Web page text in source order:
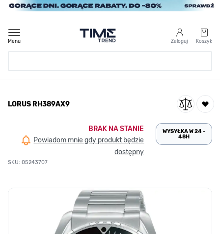
Przejdź do treści
Zaloguj Koszyk
Menu
/ LORUS RH389AX9
LORUS RH389AX9
BRAK NA STANIE
Powiadom mnie gdy produkt będzie
dostępny
SKU: 05243707
WYSYŁKA W 24 -
48H